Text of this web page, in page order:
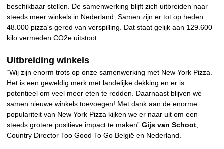
beschikbaar stellen. De samenwerking blijft zich uitbreiden naar
steeds meer winkels in Nederland. Samen zijn er tot op heden
48.000 pizza's gered van verspilling. Dat staat gelijk aan 129.600
kilo vermeden CO2e uitstoot.
Uitbreiding winkels
“Wij zijn enorm trots op onze samenwerking met New York Pizza.
Het is een geweldig merk met landelijke dekking en er is
potentieel om veel meer eten te redden. Daarnaast blijven we
samen nieuwe winkels toevoegen! Met dank aan de enorme
populariteit van New York Pizza kijken we er naar uit om een
steeds grotere positieve impact te maken” Gijs van Schoot
Country Director Too Good To Go België en Nederland.